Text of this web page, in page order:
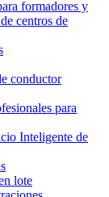
formadores y
centros de
conductor
para
Inteligente de
lote